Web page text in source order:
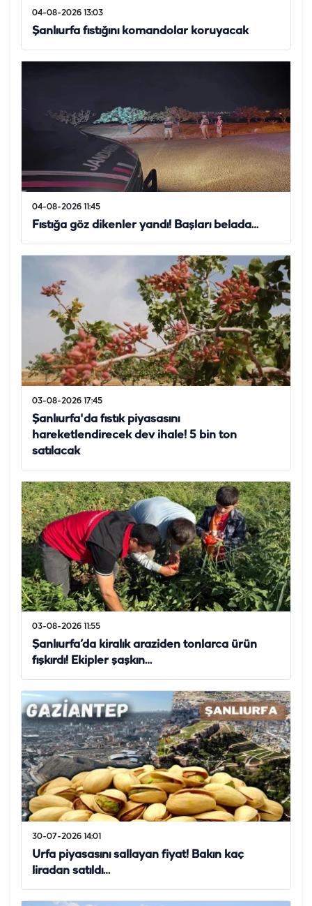
04-08-2026 13:03
Şanlıurfa fıstığını komandolar koruyacak
04-08-2026 11:45
Fıstığa göz dikenler yandı! Başları belada…
03-08-2026 17:45
Şanlıurfa'da fıstık piyasasını
hareketlendirecek dev ihale! 5 bin ton
satılacak
03-08-2026 11:55
Şanlıurfa’da kiralık araziden tonlarca ürün
fışkırdı! Ekipler şaşkın…
30-07-2026 14:01
Urfa piyasasını sallayan fiyat! Bakın kaç
liradan satıldı…